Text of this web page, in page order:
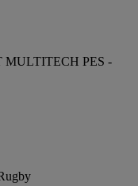
MULTITECH PES -